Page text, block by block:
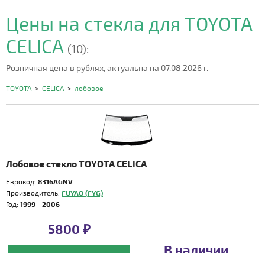
Цены на стекла для TOYOTA
CELICA (10):
Розничная цена в рублях, актуальна на 07.08.2026 г.
TOYOTA > CELICA > лобовое
Лобовое стекло TOYOTA CELICA
Еврокод: 8316AGNV
Производитель: FUYAO (FYG)
Год: 1999 - 2006
5800 ₽
В наличии